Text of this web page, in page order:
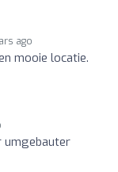
ago
mooie locatie.